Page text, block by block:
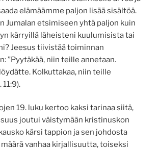
elämäämme paljon lisää sisältöä.
Jumalan etsimiseen yhtä paljon kuin
kärryillä läheisteni kuulumisista tai
Jeesus tiivistää toiminnan
”Pyytäkää, niin teille annetaan.
Kolkuttakaa, niin teille
11:9).
19. luku kertoo kaksi tarinaa siitä,
joutui väistymään kristinuskon
kärsi tappion ja sen johdosta
vanhaa kirjallisuutta, toiseksi